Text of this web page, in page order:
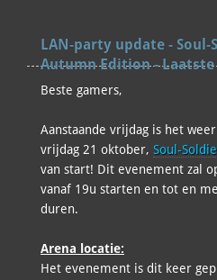
LAN-party update - Soul-
Autumn Edition -
Beste gamers,
Aanstaande vrijdag is het
vrijdag 21 oktober, Soul-
van start! Dit evenement zal
vanaf 19u starten en tot en
duren.
Arena locatie:
Het evenement is dit keer